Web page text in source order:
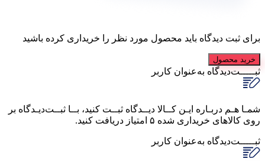
برای ثبت دیدگاه باید محصول مورد نظر را خریداری کرده باشید
خرید محصول
ثبـــــت‌دیدگاه به‌عنوان کاربر
شمـا هـم دربـاره ایـن کــالا دیــدگاه ثبــت کنید، بــا ثبــت‌دیـدگاه بر
روی کالاهای خریداری شده ۵ امتیاز دریافت کنید.
ثبـــــت‌دیدگاه به‌عنوان کاربر